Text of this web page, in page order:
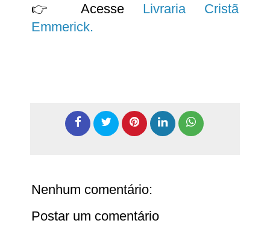
👉 Acesse Livraria Cristã
Emmerick.
Nenhum comentário:
Postar um comentário